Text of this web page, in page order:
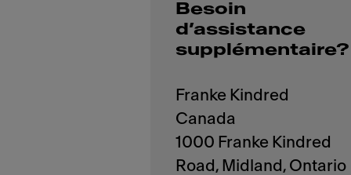
Besoin
d’assistance
supplémentaire?
Franke Kindred
Canada
1000 Franke Kindred
Road, Midland, Ontario